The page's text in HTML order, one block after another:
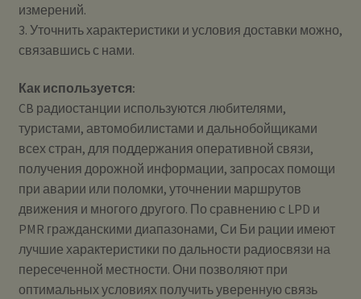
измерений.
3. Уточнить характеристики и условия доставки можно,
связавшись с нами.
Как используется:
CB радиостанции используются любителями,
туристами, автомобилистами и дальнобойщиками
всех стран, для поддержания оперативной связи,
получения дорожной информации, запросах помощи
при аварии или поломки, уточнении маршрутов
движения и многого другого. По сравнению с LPD и
PMR гражданскими диапазонами, Си Би рации имеют
лучшие характеристики по дальности радиосвязи на
пересеченной местности. Они позволяют при
оптимальных условиях получить уверенную связь